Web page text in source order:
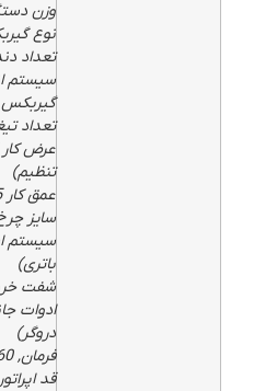
وزن دستگاه 195
نوع
تعداد دنده 2 دنده جلو +
سیستم
گیربکس
تعداد تیغه
تنظیم)
عمق کار 15 تا 30 سانتی‌متر (قابل تنظیم)
سایز چرخ,
سیستم
باتری)
ادوات
دروگر)
قد